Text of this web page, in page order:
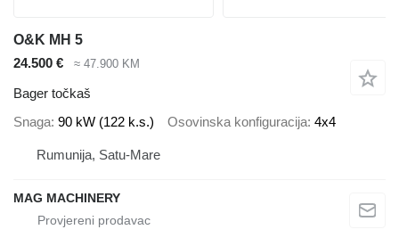
O&K MH 5
24.500 €
≈ 47.900 KM
Bager točkaš
Snaga 90 kW (122 k.s.) Osovinska konfiguracija 4x4
Rumunija, Satu-Mare
MAG MACHINERY